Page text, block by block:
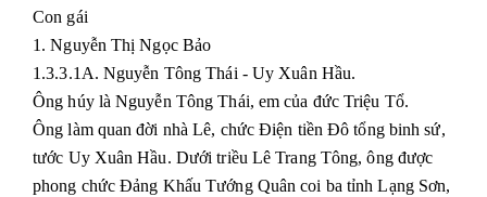
Con gái
1. Nguyễn Thị Ngọc Bảo
1.3.3.1A. Nguyễn Tông Thái - Uy Xuân Hầu.
Ông húy là Nguyễn Tông Thái, em của đức Triệu Tổ.
Ông làm quan đời nhà Lê, chức Điện tiền Đô tổng binh sứ,
tước Uy Xuân Hầu. Dưới triều Lê Trang Tông, ông được
phong chức Đảng Khấu Tướng Quân coi ba tỉnh Lạng Sơn,